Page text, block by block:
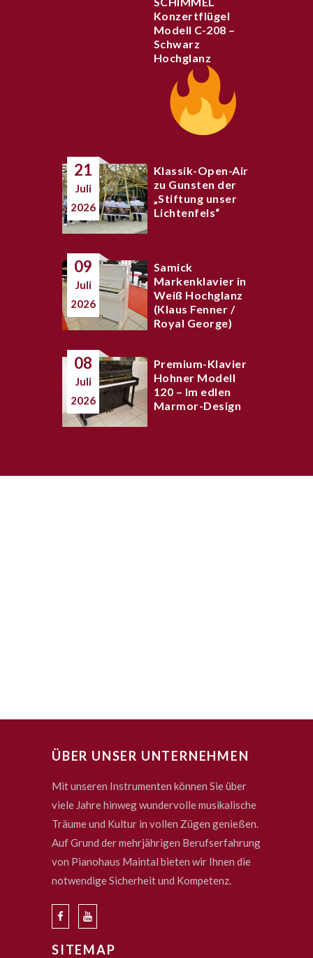
Konzertflügel
Modell C-208 –
Schwarz
Hochglanz
21
Juli
2026
Klassik-Open-Air
zu Gunsten der
„Stiftung unser
Lichtenfels“
09
Juli
2026
Samick
Markenklavier in
Weiß Hochglanz
(Klaus Fenner /
Royal George)
08
Juli
2026
Premium-Klavier
Hohner Modell
120 – Im edlen
Marmor-Design
ÜBER UNSER UNTERNEHMEN
Mit unseren Instrumenten können Sie über
viele Jahre hinweg wundervolle musikalische
Träume und Kultur in vollen Zügen genießen.
Auf Grund der mehrjährigen Berufserfahrung
von Pianohaus Maintal bieten wir Ihnen die
notwendige Sicherheit und Kompetenz.
SITEMAP